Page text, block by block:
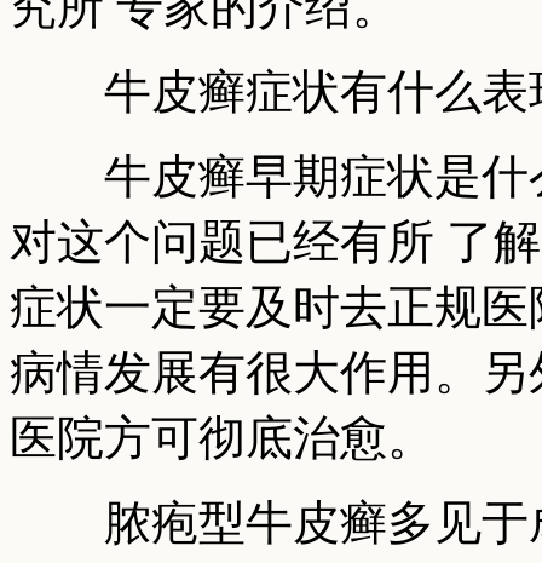
牛皮癣症状有什么表
牛皮癣早期症状是什
对这个问题已经有所 了
症状一定要及时去正规
病情发展有很大作用。
医院方可彻底治愈。
脓疱型牛皮癣多见于